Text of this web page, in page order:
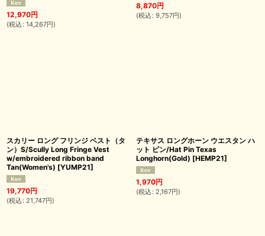
12,970円
(税込 : 14,267円)
8,870円
(税込 : 9,757円)
スカリー ロング フリンジ ベスト（タ
ン）S/Scully Long Fringe Vest
w/embroidered ribbon band
Tan(Women's) [YUMP21]
19,770円
(税込 : 21,747円)
テキサス ロングホーン ウエスタン ハ
ット ピン/Hat Pin Texas
Longhorn(Gold) [HEMP21]
1,970円
(税込 : 2,167円)